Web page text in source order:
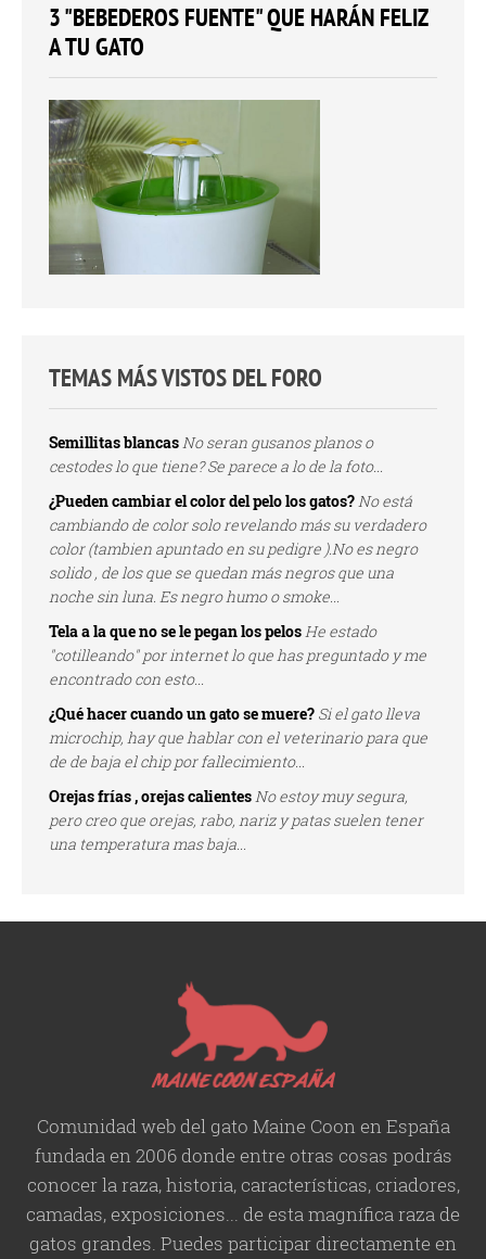
3 "BEBEDEROS FUENTE" QUE HARÁN FELIZ
A TU GATO
TEMAS MÁS VISTOS DEL FORO
Semillitas blancasNo seran gusanos planos o
cestodes lo que tiene? Se parece a lo de la foto...
¿Pueden cambiar el color del pelo los gatos?No está
cambiando de color solo revelando más su verdadero
color (tambien apuntado en su pedigre ).No es negro
solido , de los que se quedan más negros que una
noche sin luna. Es negro humo o smoke...
Tela a la que no se le pegan los pelosHe estado
"cotilleando" por internet lo que has preguntado y me
encontrado con esto...
¿Qué hacer cuando un gato se muere? Si el gato lleva
microchip, hay que hablar con el veterinario para que
de de baja el chip por fallecimiento...
Orejas frías , orejas calientesNo estoy muy segura,
pero creo que orejas, rabo, nariz y patas suelen tener
una temperatura mas baja...
Comunidad web del gato Maine Coon en España
fundada en 2006 donde entre otras cosas podrás
conocer la raza, historia,características, criadores,
camadas, exposiciones... de esta magnífica raza de
gatos grandes. Puedes participar directamente en